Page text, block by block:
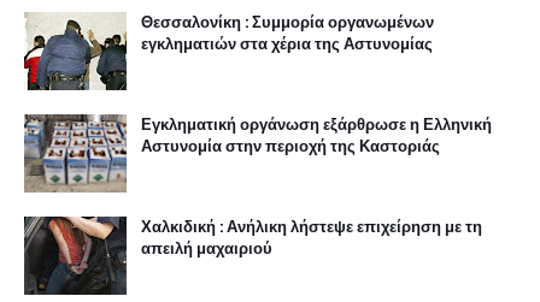
Θεσσαλονίκη : Συμμορία οργανωμένων
εγκληματιών στα χέρια της Αστυνομίας
Εγκληματική οργάνωση εξάρθρωσε η Ελληνική
Αστυνομία στην περιοχή της Καστοριάς
Χαλκιδική : Ανήλικη λήστεψε επιχείρηση με τη
απειλή μαχαιριού